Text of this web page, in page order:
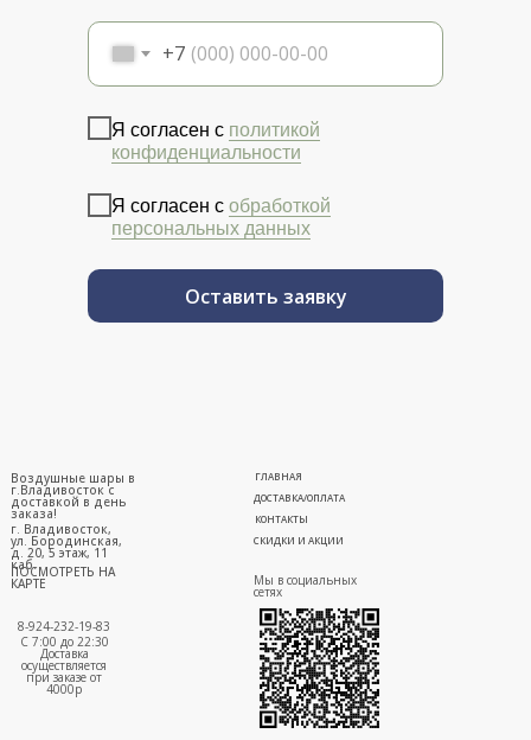
+7
Я согласен с политикой
конфиденциальности
Я согласен с обработкой
персональных данных
Оставить заявку
г. Владивосток,
ул. Бородинская,
д. 20, 5 этаж, 11
каб.
ПОСМОТРЕТЬ НА
КАРТЕ
ГЛАВНАЯ
ДОСТАВКА/ОПЛАТА
СКИДКИ И АКЦИИ
КОНТАКТЫ
8-924-232-19-83
С 7:00 до 22:30
Доставка
осуществляется
при заказе от
4000р
Воздушные шары в
г.Владивосток с
доставкой в день
заказа!
Мы в социальных
сетях